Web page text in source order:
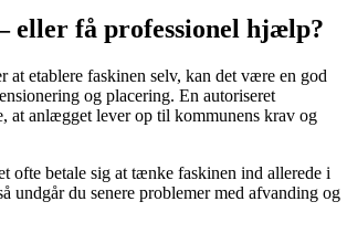
eller få professionel hjælp?
at etablere faskinen selv, kan det være en god
og placering. En autoriseret
at anlægget lever op til kommunens krav og
ofte betale sig at tænke faskinen ind allerede i
undgår du senere problemer med afvanding og